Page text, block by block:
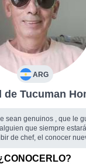
ARG
San
sean genuinos , que le
que siempre
de chef, el conocer
una mujer